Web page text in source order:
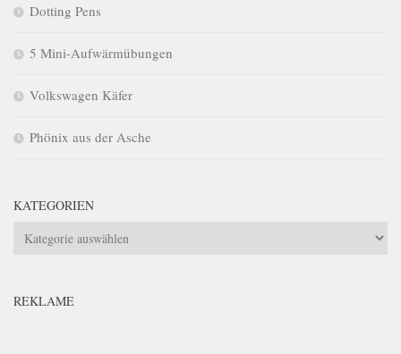
Dotting Pens
5 Mini-Aufwärmübungen
Volkswagen Käfer
Phönix aus der Asche
KATEGORIEN
Kategorien
REKLAME